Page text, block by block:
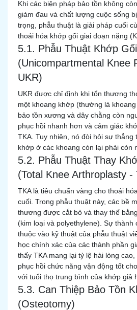
Khi các biện pháp bảo tồn không
giảm đau và chất lượng cuộc sống
trọng, phẫu thuật là giải pháp cuối
thoái hóa khớp gối giai đoạn nặng
5.1. Phẫu Thuật Khớp
(Unicompartmental Knee
UKR)
UKR được chỉ định khi tổn thương
một khoang khớp (thường là
bảo tồn xương và dây chằng còn
phục hồi nhanh hơn và cảm giác
TKA. Tuy nhiên, nó đòi hỏi sự thẳng
khớp ở các khoang còn lại phải còn
5.2. Phẫu Thuật Thay
(Total Knee Arthroplasty -
TKA là tiêu chuẩn vàng cho thoái
cuối. Trong phẫu thuật này, các bề
thương được cắt bỏ và thay thế
(kim loại và polyethylene). Sự thành
thuộc vào kỹ thuật của phẫu thuật
học chính xác của các thành phần
thấy TKA mang lại tỷ lệ hài lòng
phục hồi chức năng vận động tốt
với tuổi thọ trung bình của khớp giả
5.3. Can Thiệp Bảo Tồn
(Osteotomy)